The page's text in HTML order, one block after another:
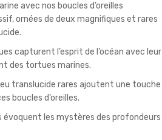
avec nos boucles d’oreilles
ornées de deux magnifiques et rares
capturent l’esprit de l’océan avec leur
des tortues marines.
translucide rares ajoutent une touche
boucles d’oreilles.
les mystères des profondeurs